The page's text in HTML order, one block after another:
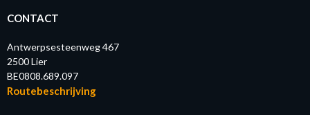
CONTACT
Antwerpsesteenweg 467
2500 Lier
BE0808.689.097
Routebeschrijving